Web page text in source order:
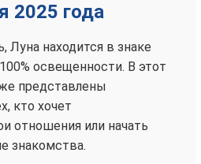
2025 года
Луна находится в знаке
освещенности. В этот
представлены
кто хочет
отношения или начать
знакомства.